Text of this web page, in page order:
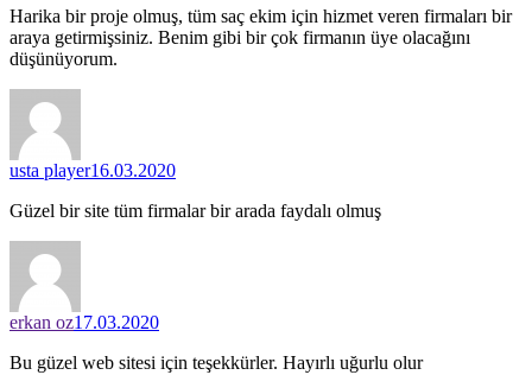
Harika bir proje olmuş, tüm saç ekim için hizmet veren firmaları bir
araya getirmişsiniz. Benim gibi bir çok firmanın üye olacağını
düşünüyorum.
usta player16.03.2020
Güzel bir site tüm firmalar bir arada faydalı olmuş
erkan oz17.03.2020
Bu güzel web sitesi için teşekkürler. Hayırlı uğurlu olur